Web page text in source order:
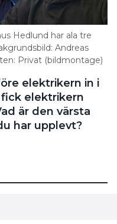
ska kunna
0,4 meter och två
Centraler kan sitta
och
ett plan från vilket
upp, där man
som då räknas som
Hedlund har ala tre
Andreas
Privat (bildmontage)
elektrikern in i
elektrikern
är den värsta
har upplevt?